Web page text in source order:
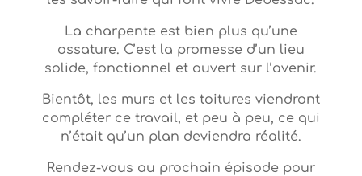
La charpente est bien plus qu’une
ossature. C’est la promesse d’un lieu
solide, fonctionnel et ouvert sur l’avenir.
Bientôt, les murs et les toitures viendront
compléter ce travail, et peu à peu, ce qui
n’était qu’un plan deviendra réalité.
Rendez-vous au prochain épisode pour